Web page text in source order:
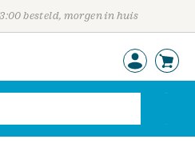
besteld, morgen in huis